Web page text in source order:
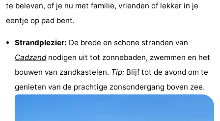
te beleven, of je nu met familie, vrienden of lekker in je
eentje op pad bent.
Strandplezier: De brede en schone stranden van
Cadzandnodigen uit tot zonnebaden, zwemmen en het
bouwen van zandkastelen. Tip: Blijf tot de avond om te
genieten van de prachtige zonsondergang boven zee.